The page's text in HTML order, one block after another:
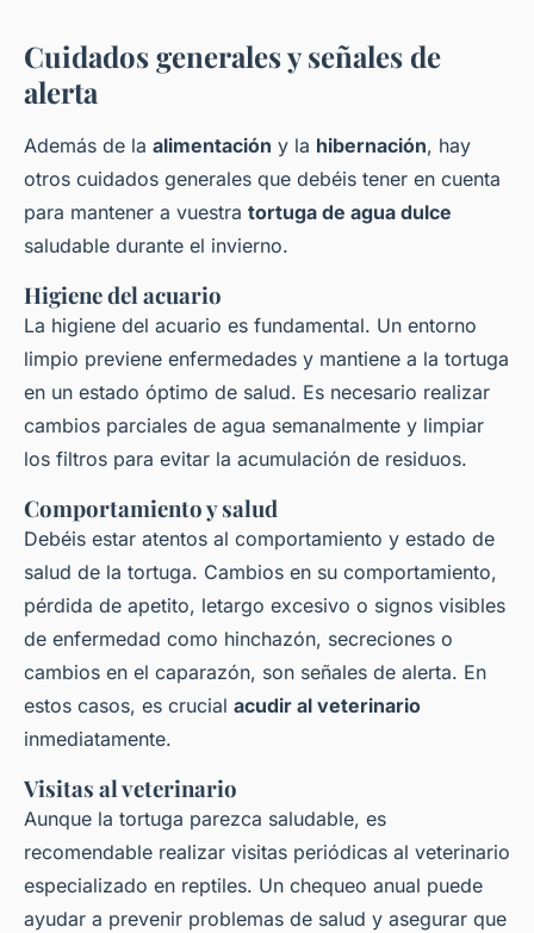
Cuidados generales y señales de
alerta
Además de la alimentación y la hibernación, hay
otros cuidados generales que debéis tener en cuenta
para mantener a vuestra tortuga de agua dulce
saludable durante el invierno.
Higiene del acuario
La higiene del acuario es fundamental. Un entorno
limpio previene enfermedades y mantiene a la tortuga
en un estado óptimo de salud. Es necesario realizar
cambios parciales de agua semanalmente y limpiar
los filtros para evitar la acumulación de residuos.
Comportamiento y salud
Debéis estar atentos al comportamiento y estado de
salud de la tortuga. Cambios en su comportamiento,
pérdida de apetito, letargo excesivo o signos visibles
de enfermedad como hinchazón, secreciones o
cambios en el caparazón, son señales de alerta. En
estos casos, es crucial acudir al veterinario
inmediatamente.
Visitas al veterinario
Aunque la tortuga parezca saludable, es
recomendable realizar visitas periódicas al veterinario
especializado en reptiles. Un chequeo anual puede
ayudar a prevenir problemas de salud y asegurar que